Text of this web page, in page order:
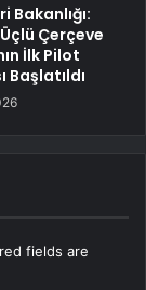
Bakanlığı:
Çerçeve
İlk Pilot
Başlatıldı
fields are